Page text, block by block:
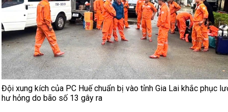
Đội xung kích của PC Huế chuẩn bị vào tỉnh Gia Lai khắc phục
hư hỏng do bão số 13 gây ra